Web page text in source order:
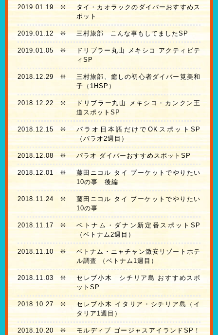
2019.01.19 ❊
タイ・カオラックのダイバーおすすめス
ポット
2019.01.12❊ 三村旅部 こんな事もしてましたSP
2019.01.05 ❊
ドリブラー丸山 メキシコ アクティビテ
ィSP
2018.12.29 ❊
三村旅部、癒しの初心者ダイバー筧美和
子（1HSP）
2018.12.22 ❊
ドリブラー丸山 メキシコ・カンクン王
道スポットSP
2018.12.15❊
パラオ日本語だけでOKスポットSP
（パラオ2週目）
2018.12.08 ❊ パラオ ダイバーおすすめスポットSP
2018.12.01 ❊
藤田ニコル タイ プーケットでやりたい
10の事 後編
2018.11.24 ❊
藤田ニコル タイ プーケットでやりたい
10の事
2018.11.17 ❊
ベトナム・ダナン新定番スポットSP
（ベトナム2週目）
2018.11.10❊
ベトナム・ニャチャン激安リゾートホテ
ル調査 （ベトナム1週目）
2018.11.03 ❊
セレブ小木 シチリア島 おすすめスポ
ットSP
2018.10.27 ❊
セレブ小木 イタリア・シチリア島（イ
タリア1週目）
2018.10.20❊
モルディブ ゴージャスアイランドSP！